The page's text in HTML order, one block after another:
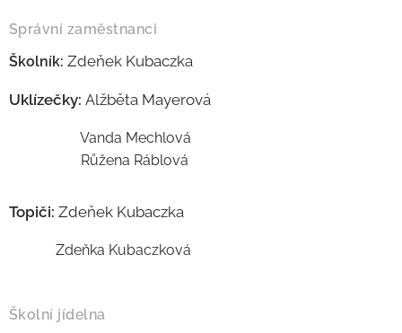
Správní zaměstnanci
Školník: Zdeňek Kubaczka
Uklízečky: Alžběta Mayerová
Vanda Mechlová
Růžena Ráblová
Topiči: Zdeňek Kubaczka
Zdeňka Kubaczková
Školní jídelna